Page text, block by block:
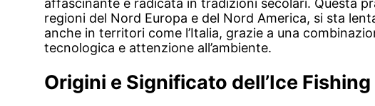
regioni del Nord Europa e del Nord America, si sta
anche in territori come l’Italia, grazie a una
tecnologica e attenzione all’ambiente.
Origini e Significato dell’Ice Fishing